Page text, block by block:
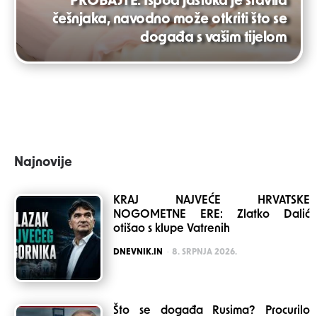
češnjaka, navodno može otkriti što se
događa s vašim tijelom
Najnovije
KRAJ NAJVEĆE HRVATSKE
NOGOMETNE ERE: Zlatko Dalić
otišao s klupe Vatrenih
POSTED
DNEVNIK.IN 8. SRPNJA 2026.
Što se događa Rusima? Procurilo